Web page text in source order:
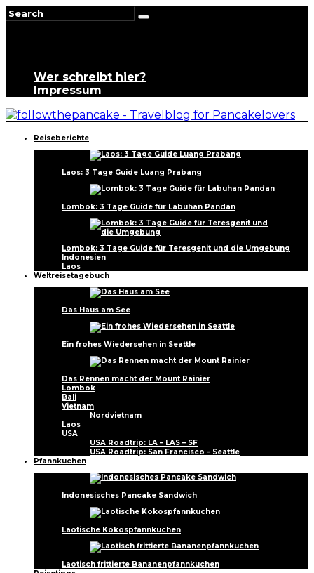
Wer schreibt hier?
Impressum
Reiseberichte
Laos: 3 Tage Guide Luang Prabang
Lombok: 3 Tage Guide für Labuhan Pandan
Lombok: 3 Tage Guide für Teresgenit und die Umgebung
Indonesien
Laos
Weltreisetagebuch
Das Haus am See
Ein frohes Wiedersehen in Seattle
Das Rennen macht der Mount Rainier
Lombok
Bali
Vietnam
Nordvietnam
Laos
USA
USA Roadtrip: LA – LAS – SF
USA Roadtrip: San Francisco – Seattle
Pfannkuchen
Indonesisches Pancake Sandwich
Laotische Kokospfannkuchen
Laotisch frittierte Bananenpfannkuchen